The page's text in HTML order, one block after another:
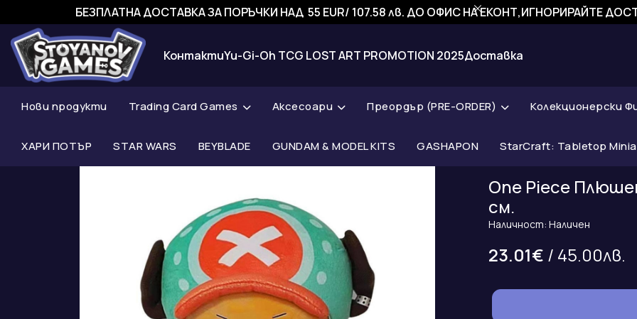
БЕЗПЛАТНА ДОСТАВКА ЗА ПОРЪЧКИ НАД 55 EUR/ 107.58 лв. ДО ОФИС НА ЕКОНТ,ИГНОРИРАЙТЕ
КонтактиYu-Gi-Oh TCG LOST ART PROMOTION 2025Доставка
Нови продукти Trading Card Games Аксесоари Преордър (PRE-ORDER) Колекционерски
ХАРИ ПОТЪР STAR WARS BEYBLADE GUNDAM & MODEL KITS GASHAPON StarCraft: Tabletop
One Piece
см.
Наличност: Наличен
23.01€ / 45.00лв.